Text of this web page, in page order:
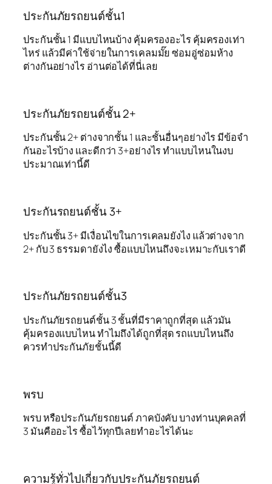
ประกันภัยรถยนต์ชั้น1
ประกันชั้น 1 มีแบบไหนบ้าง คุ้มครองอะไร คุ้มครองเท่า
ไหร่ แล้วมีค่าใช้จ่ายในการเคลมมั๊ย ซ่อมอู่ซ่อมห้าง
ต่างกันอย่างไร อ่านต่อได้ที่นี่เลย
ประกันภัยรถยนต์ชั้น 2+
ประกันชั้น 2+ ต่างจากชั้น 1 และชั้นอื่นๆอย่างไร มีข้อจำ
กันอะไรบ้าง และดีกว่า 3+อย่างไร ทำแบบไหนในงบ
ประมาณเท่านี้ดี
ประกันรถยนต์ชั้น 3+
ประกันชั้น 3+ มีเงื่อนไขในการเคลมยังไง แล้วต่างจาก
2+ กับ 3 ธรรมดายังไง ซื้อแบบไหนถึงจะเหมาะกับเราดี
ประกันภัยรถยนต์ชั้น3
ประกันภัยรถยนต์ชั้น 3 ชั้นที่มีราคาถูกที่สุด แล้วมัน
คุ้มครองแบบไหน ทำไมถึงได้ถูกที่สุด รถแบบไหนถึง
ควรทำประกันภัยชั้นนี้ดี
พรบ
พรบ หรือประกันภัยรถยนต์ ภาคบังคับ บางท่านบุคคลที่
3 มันคืออะไร ซื้อไว้ทุกปีเลยทำอะไรได้นะ
ความรู้ทั่วไปเกี่ยวกับประกันภัยรถยนต์